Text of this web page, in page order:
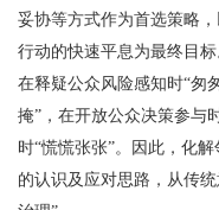
妥协等方式作为首选策略
行动的快速平息为最终目
在释疑公众风险感知时“匆
掩”，在开放公众决策参与
时“慌慌张张”。因此，化
的认识及应对思路，从传